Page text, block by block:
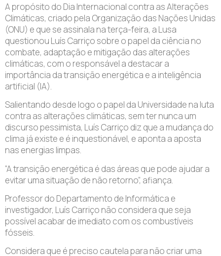
A propósito do Dia Internacional contra as Alterações
Climáticas, criado pela Organização das Nações Unidas
(ONU) e que se assinala na terça-feira, a Lusa
questionou Luís Carriço sobre o papel da ciência no
combate, adaptação e mitigação das alterações
climáticas, com o responsável a destacar a
importância da transição energética e a inteligência
artificial (IA).
Salientando desde logo o papel da Universidade na luta
contra as alterações climáticas, sem ter nunca um
discurso pessimista, Luís Carriço diz que a mudança do
clima já existe e é inquestionável, e aponta a aposta
nas energias limpas.
“A transição energética é das áreas que pode ajudar a
evitar uma situação de não retorno”, afiança.
Professor do Departamento de Informática e
investigador, Luís Carriço não considera que seja
possível acabar de imediato com os combustíveis
fósseis.
Considera que é preciso cautela para não criar uma